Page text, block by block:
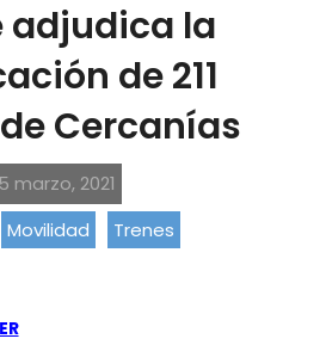
adjudica la
de 211
Cercanías
5 marzo, 2021
Movilidad Trenes